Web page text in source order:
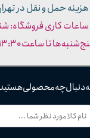
دنبال چه محصولی
حمل و نقل در
تا ساعت ۱۳:۳۰​​​​​​​